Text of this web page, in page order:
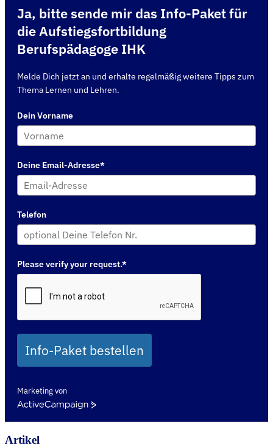
Ja, bitte sende mir das Info-Paket für
die Aufstiegsfortbildung
Berufspädagoge IHK
Melde Dich jetzt an und erhalte regelmäßig weitere Tipps zum
Thema Lernen und Lehren.
Dein Vorname
Deine Email-Adresse*
Telefon
Please verify your request.*
Info-Paket bestellen
Marketing von
ActiveCampaign
Artikel